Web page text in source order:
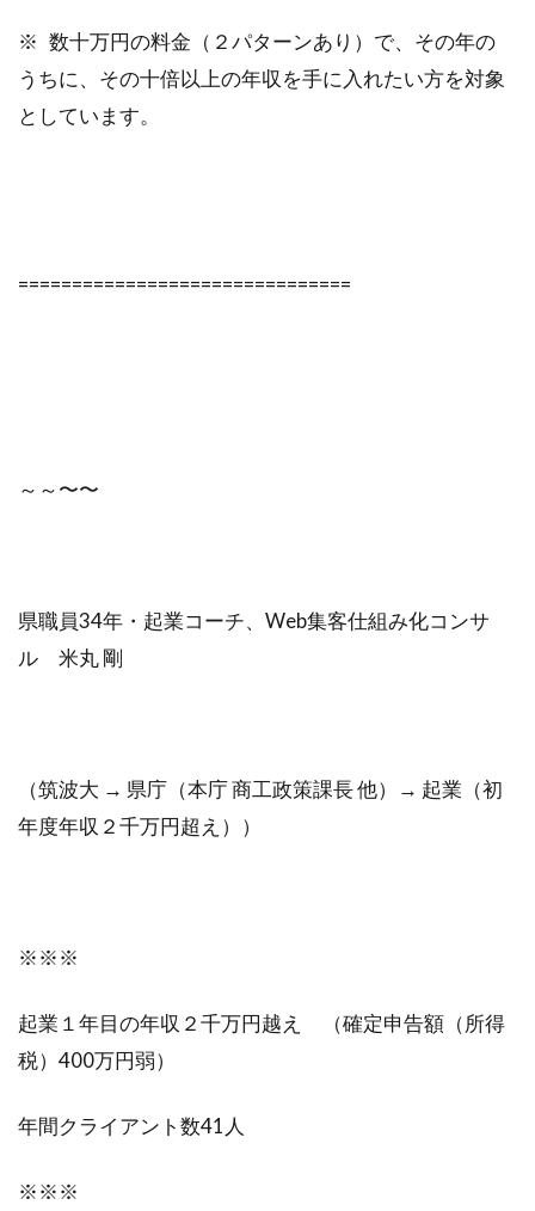
※ 数十万円の料金（２パターンあり）で、その年の
うちに、その十倍以上の年収を手に入れたい方を対象
としています。
===============================
～～〜〜
県職員34年・起業コーチ、Web集客仕組み化コンサ
ル 米丸 剛
（筑波大 → 県庁（本庁 商工政策課長 他）→ 起業（初
年度年収２千万円超え））
※※※
起業１年目の年収２千万円越え （確定申告額（所得
税）400万円弱）
年間クライアント数41人
※※※